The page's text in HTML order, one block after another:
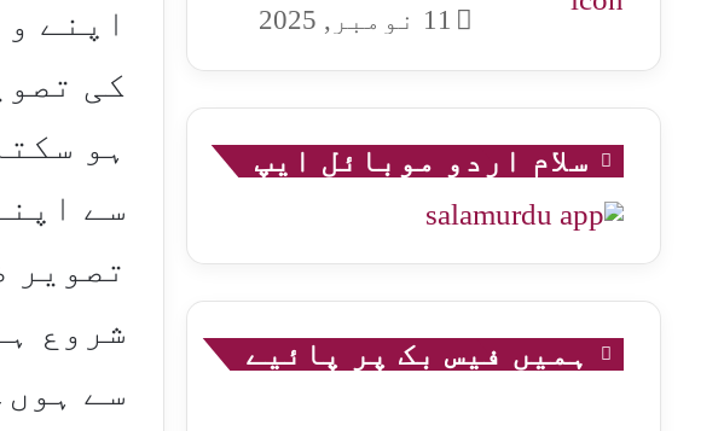
اپنے
کی
ہو
سے
تصویر
شروع
سے
11 نومبر, 2025
سلام اردو موبائل ایپ
ہمیں فیس بک پر پائیے